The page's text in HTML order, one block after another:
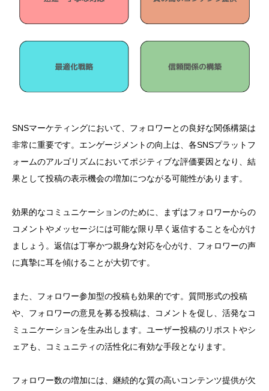
SNSマーケティングにおいて、フォロワーとの良好な関係構築は
非常に重要です。エンゲージメントの向上は、各SNSプラットフ
ォームのアルゴリズムにおいてポジティブな評価要因となり、結
果として投稿の表示機会の増加につながる可能性があります。
効果的なコミュニケーションのために、まずはフォロワーからの
コメントやメッセージには可能な限り早く返信することを心がけ
ましょう。返信は丁寧かつ親身な対応を心がけ、フォロワーの声
に真摯に耳を傾けることが大切です。
また、フォロワー参加型の投稿も効果的です。質問形式の投稿
や、フォロワーの意見を募る投稿は、コメントを促し、活発なコ
ミュニケーションを生み出します。ユーザー投稿のリポストやシ
ェアも、コミュニティの活性化に有効な手段となります。
フォロワー数の増加には、継続的な質の高いコンテンツ提供が欠